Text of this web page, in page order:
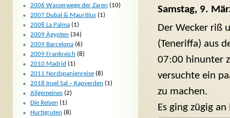
Samstag, 9.
Der Wecker riß
(Teneriffa) aus
07:00 hinunter
versuchte ein
zu machen.
Es ging zügig
2006 Wasserwege der Zaren (10)
2007 Dubai & Mauritius(1)
2008 La Palma(1)
2009 Ägypten (34)
2009 Barcelona(6)
2009 Frankreich (8)
2010 Madrid (1)
2011 Nordspanienreise(8)
2018 Insel Sal – Kapverden (1)
Allgemeines(2)
Die Reisen (1)
Hurtigruten (8)